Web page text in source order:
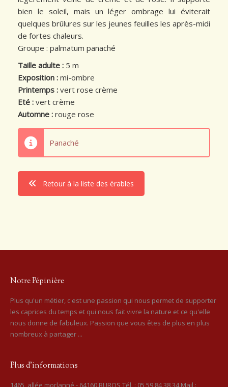
bien le soleil, mais un léger ombrage lui éviterait
quelques brûlures sur les jeunes feuilles les après-midi
de fortes chaleurs.
Groupe : palmatum panaché
Taille adulte : 5 m
Exposition : mi-ombre
Printemps : vert rose crème
Eté : vert crème
Automne : rouge rose
Panaché
Retour à la liste des érables
Notre Pépinière
Plus qu'un métier, c'est une passion qui nous permet de supporter
les caprices du temps et qui nous fait vivre la nature et ce qu'elle
nous donne de fabuleux. Passion que vous êtes de plus en plus
nombreux à partager ...
Plus d’informations
1465, allée morlanné - 64160 BUROS Tél. : 05 59 84 38 34 Mail :